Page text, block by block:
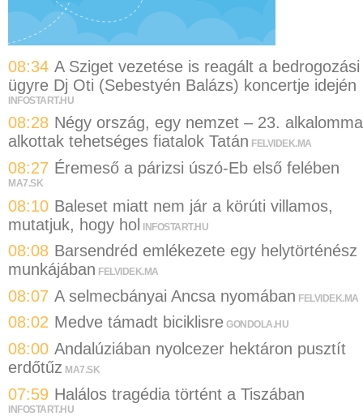
08:34 A Sziget vezetése is reagált a bedrogozási
ügyre Dj Oti (Sebestyén Balázs) koncertje idején
INFOSTART.HU
08:28 Négy ország, egy nemzet – 23.
alkottak tehetséges fiatalok Tatán FELVIDEK.MA
08:27 Éremeső a párizsi úszó-Eb első felében
MA7.SK
08:10 Baleset miatt nem jár a körúti villamos,
mutatjuk, hogy hol INFOSTART.HU
08:08 Barsendréd emlékezete egy helytörténész
munkájában FELVIDEK.MA
08:07 A selmecbányai Ancsa nyomában FELVIDEK.MA
08:02 Medve támadt biciklisre GONDOLA.HU
08:00 Andalúziában nyolcezer hektáron pusztít
erdőtűz MA7.SK
07:59 Halálos tragédia történt a Tiszában
INFOSTART.HU